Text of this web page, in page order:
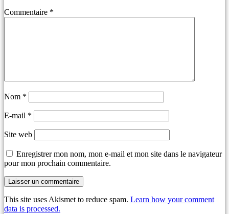
Commentaire *
Nom *
E-mail *
Site web
Enregistrer mon nom, mon e-mail et mon site dans le navigateur
pour mon prochain commentaire.
This site uses Akismet to reduce spam. Learn how your comment
data is processed.